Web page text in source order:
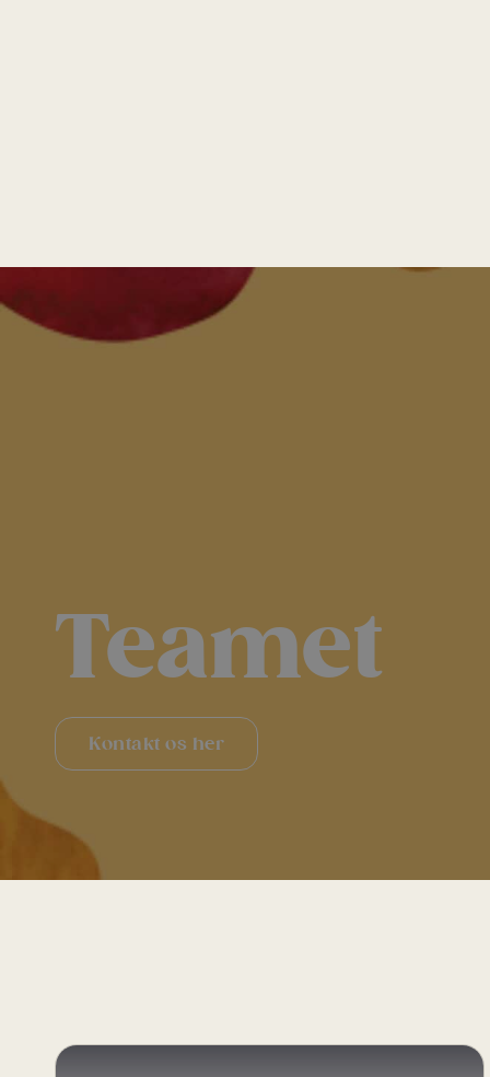
Teamet
Kontakt os her